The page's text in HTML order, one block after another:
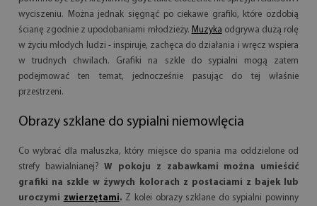
wyciszeniu. Można jednak sięgnąć po ciekawe grafiki, które ozdobią
ścianę zgodnie z upodobaniami młodzieży. Muzyka odgrywa dużą rolę
w życiu młodych ludzi - inspiruje, zachęca do działania i wręcz wspiera
w trudnych chwilach. Grafiki na szkle do sypialni mogą zatem
podejmować ten temat, jednocześnie pasując do tej właśnie
przestrzeni.
Obrazy szklane do sypialni niemowlęcia
Co wybrać dla maluszka, który miejsce do spania ma oddzielone od
strefy bawialnianej?W pokoju z zabawkami można umieścić
grafiki na szkle w żywych kolorach z postaciami z bajek lub
uroczymi zwierzętami. Z kolei obrazy szklane do sypialni powinny